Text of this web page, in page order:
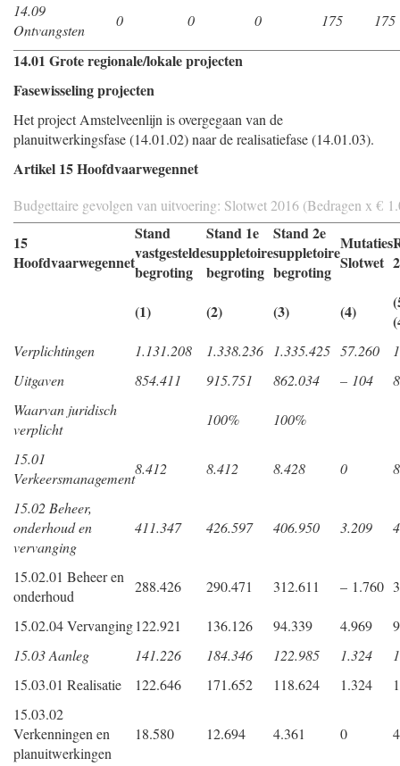
14.09
Ontvangsten
0 0 0 175 175
14.01 Grote regionale/lokale projecten
Fasewisseling projecten
Het project Amstelveenlijn is overgegaan van de
planuitwerkingsfase (14.01.02) naar de realisatiefase (14.01.03).
Artikel 15 Hoofdvaarwegennet
Budgettaire gevolgen van uitvoering: Slotwet 2016 (Bedragen x €
15
Hoofdvaarwegennet
Stand
vastgestelde
begroting
Stand 1e
suppletoire
begroting
Stand 2e
suppletoire
begroting
Mutaties
Slotwet
(1) (2) (3) (4)
Verplichtingen 1.131.208 1.338.236 1.335.425 57.260
Uitgaven
854.411 915.751 862.034 – 104
Waarvan juridisch
verplicht
100% 100%
15.01
Verkeersmanagement
8.412 8.412 8.428 0
15.02 Beheer,
onderhoud en
vervanging
411.347 426.597 406.950 3.209
15.02.01 Beheer en
onderhoud
288.426 290.471 312.611 – 1.760
15.02.04 Vervanging122.921 136.126 94.339 4.969
15.03 Aanleg
141.226 184.346 122.985 1.324
15.03.01 Realisatie
122.646 171.652 118.624 1.324
15.03.02
Verkenningen en
planuitwerkingen
18.580 12.694 4.361 0